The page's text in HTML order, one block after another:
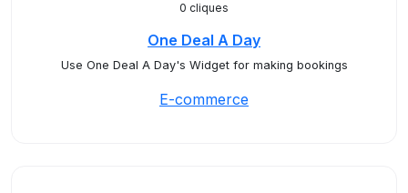
0 cliques
One Deal A Day
Use One Deal A Day's Widget for making bookings
E-commerce